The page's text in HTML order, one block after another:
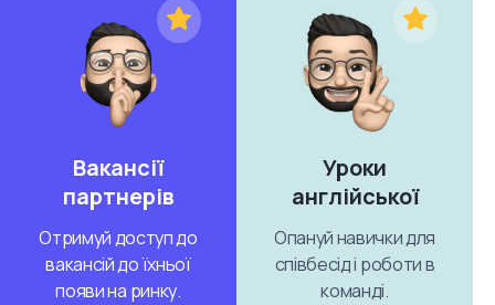
Вакансії
партнерів
Отримуй доступ до
вакансій до їхньої
появи на ринку.
Уроки
англійської
Опануй навички для
співбесід і роботи в
команді.